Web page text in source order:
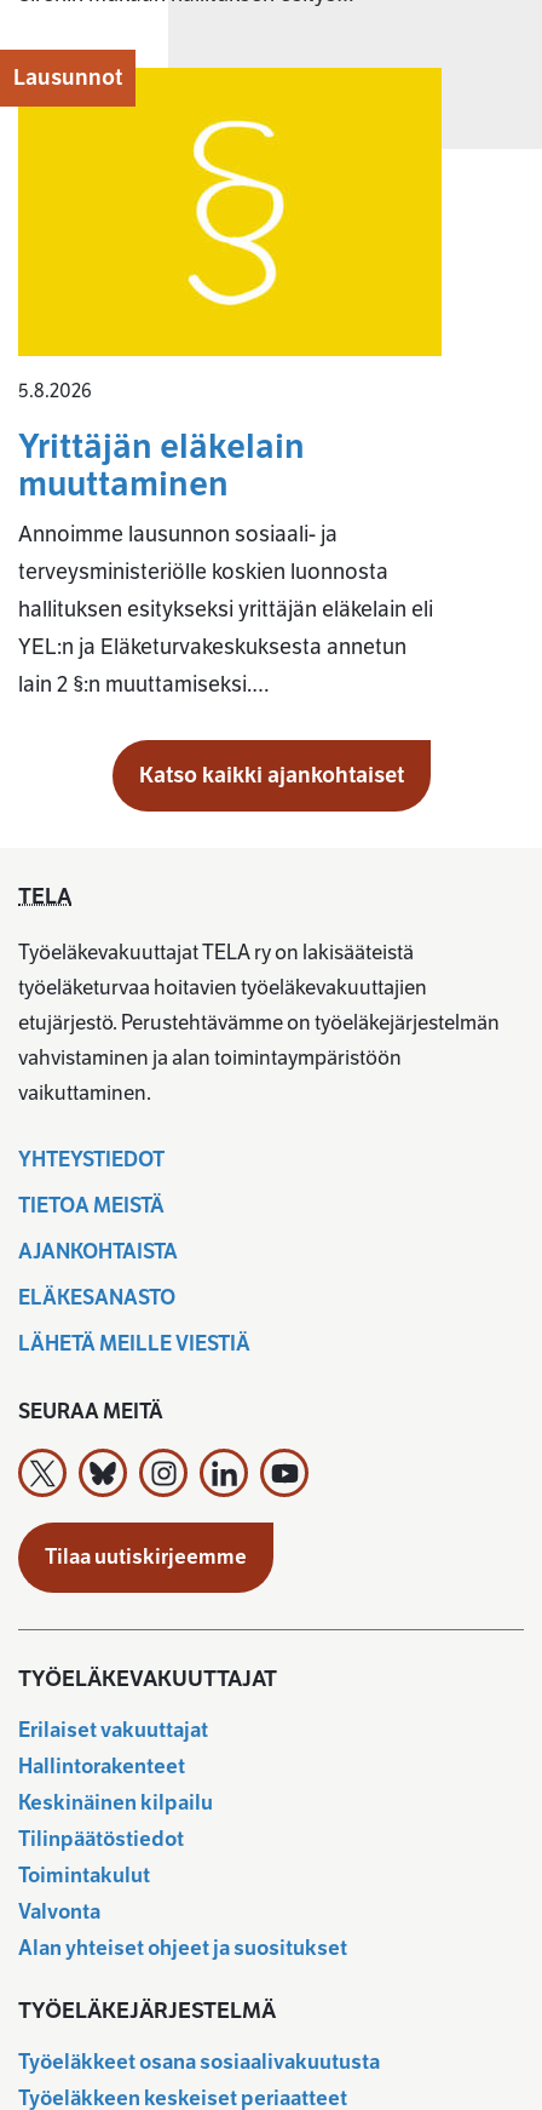
Lausunnot
5.8.2026
Yrittäjän eläkelain
muuttaminen
Annoimme lausunnon sosiaali- ja
terveysministeriölle koskien luonnosta
hallituksen esitykseksi yrittäjän eläkelain eli
YEL:n ja Eläketurvakeskuksesta annetun
lain 2 §:n muuttamiseksi.…
Katso kaikki ajankohtaiset
TELA
Työeläkevakuuttajat TELA ry on lakisääteistä
työeläketurvaa hoitavien työeläkevakuuttajien
etujärjestö. Perustehtävämme on työeläkejärjestelmän
vahvistaminen ja alan toimintaympäristöön
vaikuttaminen.
YHTEYSTIEDOT
TIETOA MEISTÄ
AJANKOHTAISTA
ELÄKESANASTO
LÄHETÄ MEILLE VIESTIÄ
SEURAA MEITÄ
Työeläkevakuuttajat TELA ry X:ssä
Työeläkevakuuttajat TELA ry Bluesky:ssa
Työeläkevakuuttajat TELA ry
Työeläkevakuuttajat TELA ry
Työeläkevakuuttajat TELA ry
Tilaa uutiskirjeemme
TYÖELÄKEVAKUUTTAJAT
Erilaiset vakuuttajat
Hallintorakenteet
Keskinäinen kilpailu
Tilinpäätöstiedot
Toimintakulut
Valvonta
Alan yhteiset ohjeet ja suositukset
TYÖELÄKEJÄRJESTELMÄ
Työeläkkeet osana sosiaalivakuutusta
Työeläkkeen keskeiset periaatteet